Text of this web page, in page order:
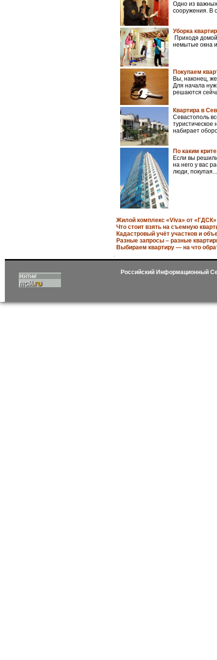
Одно из
сооружения. В
Уборка
Приходя
немытые окна
Покупаем
Вы, наконец,
Для начала
решаются
Квартира в
Севастополь
туристическое
набирает
По каким
Если вы
на него у вас
люди, покупая...
Жилой комплекс «Viva» от «ГДСК»
Что стоит взять на съемную
Кадастровый учёт участков и
Разные запросы – разные
Выбираем квартиру — на что
Российский Информационный